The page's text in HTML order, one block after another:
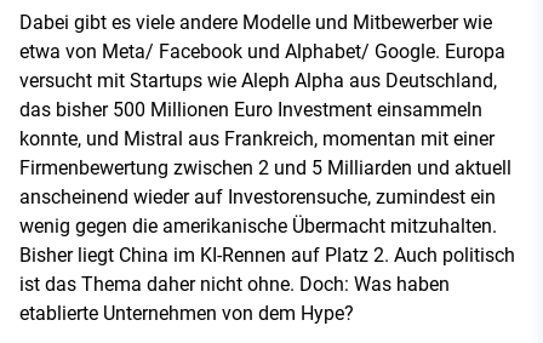
Dabei gibt es viele andere Modelle und Mitbewerber wie
etwa von Meta/ Facebook und Alphabet/ Google. Europa
versucht mit Startups wie Aleph Alpha aus Deutschland,
das bisher 500 Millionen Euro Investment einsammeln
konnte, und Mistral aus Frankreich, momentan mit einer
Firmenbewertung zwischen 2 und 5 Milliarden und aktuell
anscheinend wieder auf Investorensuche, zumindest ein
wenig gegen die amerikanische Übermacht mitzuhalten.
Bisher liegt China im KI-Rennen auf Platz 2. Auch politisch
ist das Thema daher nicht ohne. Doch: Was haben
etablierte Unternehmen von dem Hype?